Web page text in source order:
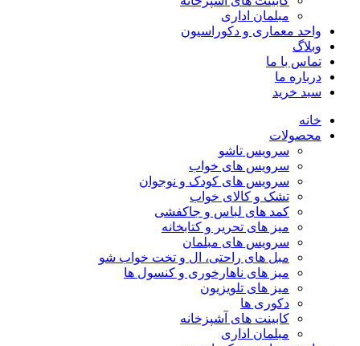
مبلمان اداری
واحد معماری و دکوراسیون
وبلاگ
تماس با ما
درباره ما
سبد خرید
خانه
محصولات
سرویس تاشو
سرویس های خواب
سرویس های کودک و نوجوان
تشک و کالای خواب
کمد های لباس و جاکفشی
میز های تحریر و کتابخانه
سرویس های مبلمان
مبل های راحتی، ال و تخت خواب شو
میز های ناهارخوری و کنسول ها
میز های تلویزیون
دکوری ها
کابینت های آشپزخانه
مبلمان اداری